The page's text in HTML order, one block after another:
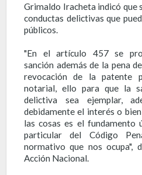
Grimaldo Iracheta indicó que
conductas delictivas que
públicos.
"En el artículo 457 se
sanción además de la pena
revocación de la patente
notarial, ello para que la
delictiva sea ejemplar,
debidamente el interés o
las cosas es el fundamento
particular del Código
normativo que nos ocupa",
Acción Nacional.